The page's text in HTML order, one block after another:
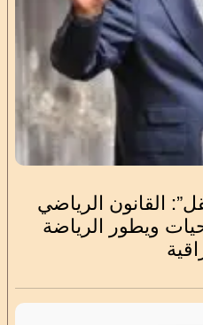
القانون الرياضي
ويطور الرياضة